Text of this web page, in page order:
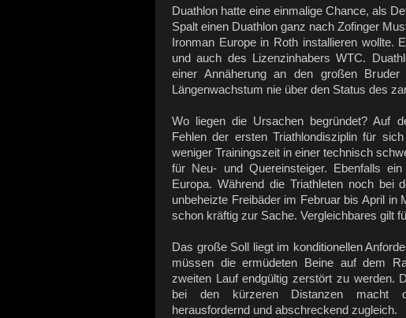
Duathlon hatte eine einmalige Chance, als
Spalt einen Duathlon ganz nach Zofinger
Ironman Europe in Roth installieren wollte.
und auch des Lizenzinhabers WTC.
einer Annäherung an den großen
Längenwachstum nie über den Status des
Wo liegen die Ursachen begründet? Auf
Fehlen der ersten Triathlondisziplin für
weniger Trainingszeit in einer technisch
für Neu- und Quereinsteiger. Ebenfalls
Europa. Während die Triathleten noch bei
unbeheizte Freibäder im Februar bis April in
schon kräftig zur Sache. Vergleichbares gilt
Das große Soll liegt im konditionellen
müssen die ermüdeten Beine auf dem
zweiten Lauf endgültig zerstört zu werden.
bei den kürzeren Distanzen macht
herausfordernd und abschreckend zugleich.